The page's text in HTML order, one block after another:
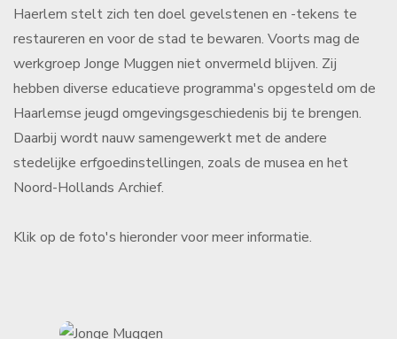
Haerlem stelt zich ten doel gevelstenen en -tekens te
restaureren en voor de stad te bewaren. Voorts mag de
werkgroep Jonge Muggen niet onvermeld blijven. Zij
hebben diverse educatieve programma's opgesteld om de
Haarlemse jeugd omgevingsgeschiedenis bij te brengen.
Daarbij wordt nauw samengewerkt met de andere
stedelijke erfgoedinstellingen, zoals de musea en het
Noord-Hollands Archief.
Klik op de foto's hieronder voor meer informatie.